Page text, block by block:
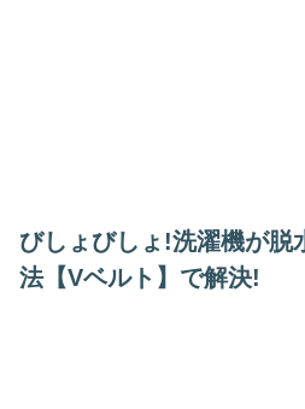
びしょびしょ!洗濯機が脱
法【Vベルト】で解決!